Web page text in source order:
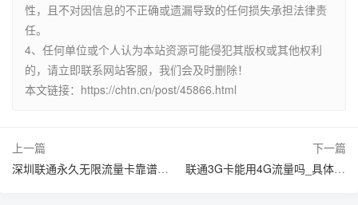
性，且不对因信息的不正确或遗漏导致的任何损失承担法律责
任。
4、任何单位或个人认为本站资源可能侵犯其版权或其他权利
的，请立即联系网站客服，我们会及时删除！
本文链接：https://chtn.cn/post/45866.html
上一篇
深圳联通永久无限流量卡靠谱吗_深圳联通29元无限流量卡实测如何？
下一篇
联通3G卡能用4G流量吗_具体该怎么升级操作？